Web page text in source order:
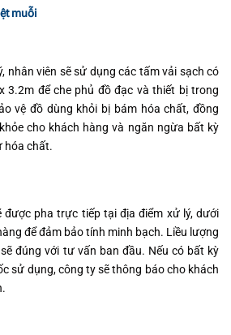
muỗi
nhân viên sẽ sử dụng các tấm vải sạch có
3.2m để che phủ đồ đạc và thiết bị trong
vệ đồ dùng khỏi bị bám hóa chất, đồng
cho khách hàng và ngăn ngừa bất kỳ
hóa chất.
được pha trực tiếp tại địa điểm xử lý, dưới
để đảm bảo tính minh bạch. Liều lượng
đúng với tư vấn ban đầu. Nếu có bất kỳ
sử dụng, công ty sẽ thông báo cho khách